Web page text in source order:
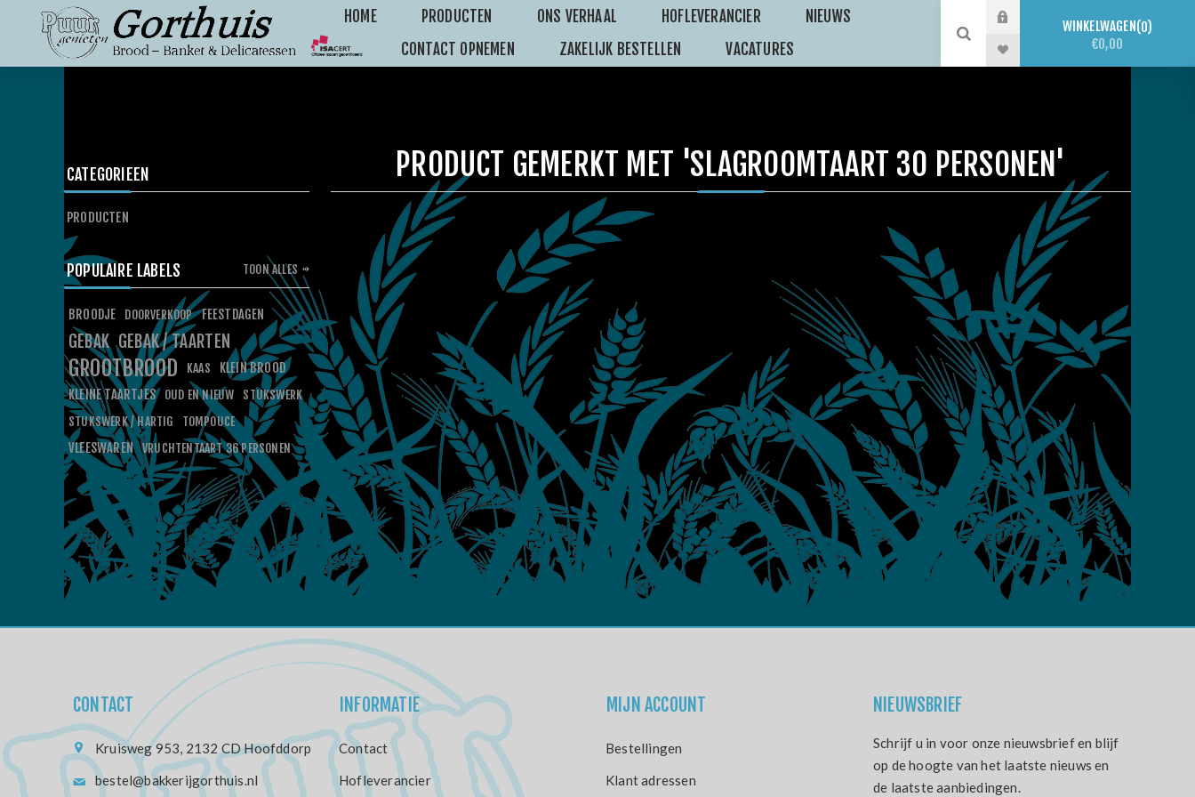
HOME PRODUCTEN ONS VERHAAL HOFLEVERANCIER
NIEUWS
CONTACT OPNEMEN
ZAKELIJK BESTELLEN VACATURES
WINKELWAGEN 0
€0,00
PRODUCT GEMERKT MET 'SLAGROOMTAART 30 PERSONEN'
CATEGORIEEN
PRODUCTEN
POPULAIRE LABELS
BROODJE DOORVERKOOP FEESTDAGEN
GEBAK GEBAK / TAARTEN
GROOTBROOD KAAS
KLEIN BROOD
KLEINE TAARTJES
OUD EN NIEUW
STUKSWERK
STUKSWERK / HARTIG
TOMPOUCE
VLEESWAREN VRUCHTENTAART 36 PERSONEN
TOON ALLES
CONTACT
Kruisweg 953, 2132 CD Hoofddorp
bestel@bakkerijgorthuis.nl
INFORMATIE
Contact
Hofleverancier
MIJN ACCOUNT
Bestellingen
Klant adressen
NIEUWSBRIEF
Schrijf u in voor onze nieuwsbrief en blijf
op de hoogte van het laatste nieuws en
de laatste aanbiedingen.